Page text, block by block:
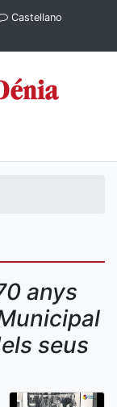
Castellano
anys
seus